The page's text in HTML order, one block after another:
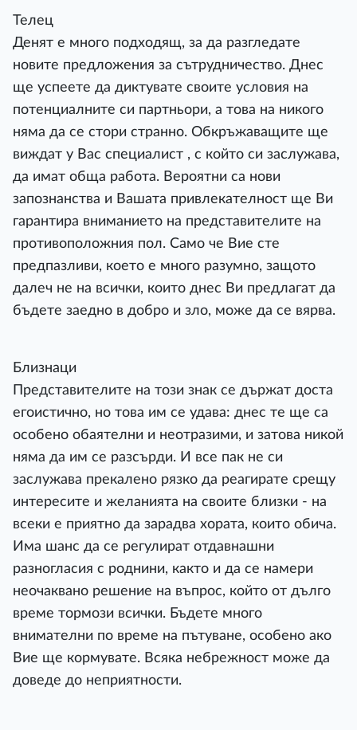
Телец
Денят е много подходящ, за да разгледате
новите предложения за сътрудничество. Днес
ще успеете да диктувате своите условия на
потенциалните си партньори, а това на никого
няма да се стори странно. Обкръжаващите ще
виждат у Вас специалист , с който си заслужава,
да имат обща работа. Вероятни са нови
запознанства и Вашата привлекателност ще Ви
гарантира вниманието на представителите на
противоположния пол. Само че Вие сте
предпазливи, което е много разумно, защото
далеч не на всички, които днес Ви предлагат да
бъдете заедно в добро и зло, може да се вярва.
Близнаци
Представителите на този знак се държат доста
егоистично, но това им се удава: днес те ще са
особено обаятелни и неотразими, и затова никой
няма да им се разсърди. И все пак не си
заслужава прекалено рязко да реагирате срещу
интересите и желанията на своите близки - на
всеки е приятно да зарадва хората, които обича.
Има шанс да се регулират отдавнашни
разногласия с роднини, както и да се намери
неочаквано решение на въпрос, който от дълго
време тормози всички. Бъдете много
внимателни по време на пътуване, особено ако
Вие ще кормувате. Всяка небрежност може да
доведе до неприятности.